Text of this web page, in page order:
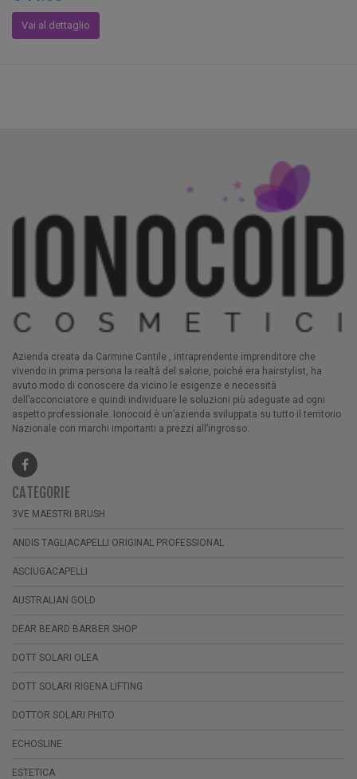
Vai al dettaglio
Azienda creata da Carmine Cantile , intraprendente imprenditore che
vivendo in prima persona la realtà del salone, poiché era hairstylist, ha
avuto modo di conoscere da vicino le esigenze e necessità
dell’acconciatore e quindi individuare le soluzioni più adeguate ad ogni
aspetto professionale. Ionocoid è un’azienda sviluppata su tutto il territorio
Nazionale con marchi importanti a prezzi all’ingrosso.
CATEGORIE
3VE MAESTRI BRUSH
ANDIS TAGLIACAPELLI ORIGINAL PROFESSIONAL
ASCIUGACAPELLI
AUSTRALIAN GOLD
DEAR BEARD BARBER SHOP
DOTT SOLARI OLEA
DOTT SOLARI RIGENA LIFTING
DOTTOR SOLARI PHITO
ECHOSLINE
ESTETICA